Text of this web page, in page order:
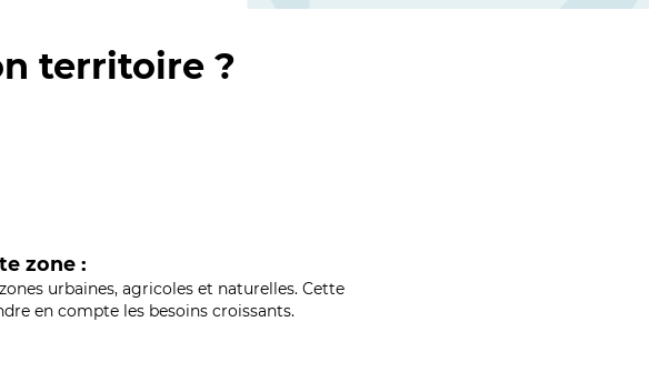
territoire ?
zone :
urbaines, agricoles et naturelles. Cette
en compte les besoins croissants.